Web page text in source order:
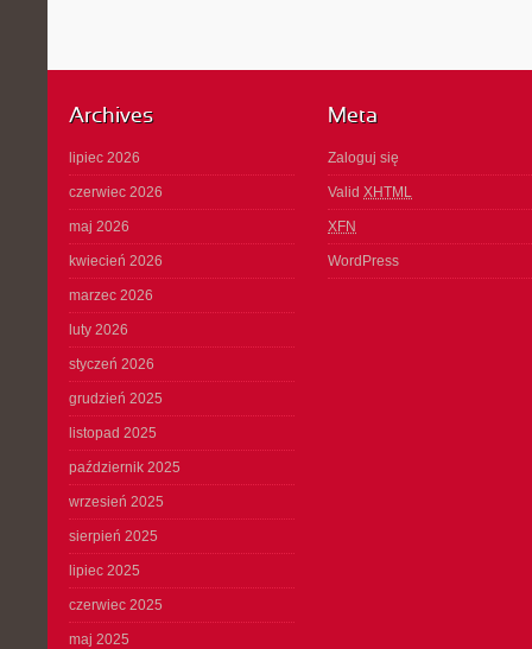
Archives
lipiec 2026
czerwiec 2026
maj 2026
kwiecień 2026
marzec 2026
luty 2026
styczeń 2026
grudzień 2025
listopad 2025
październik 2025
wrzesień 2025
sierpień 2025
lipiec 2025
czerwiec 2025
maj 2025
Meta
Zaloguj się
Valid XHTML
XFN
WordPress